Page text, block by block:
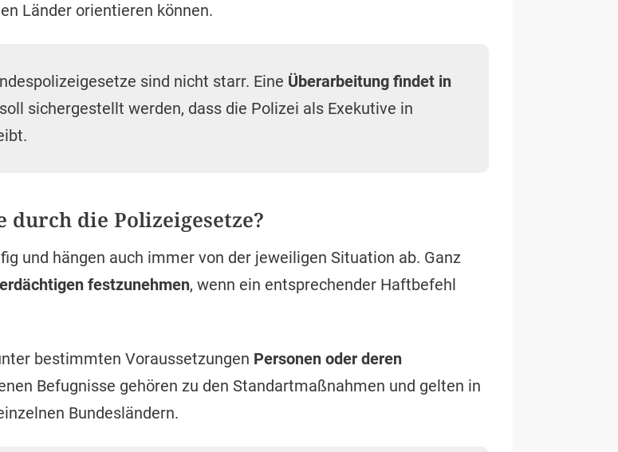
Länder orientieren können.
sind nicht starr. Eine Überarbeitung findet in
sichergestellt werden, dass die Polizei als Exekutive in
durch die Polizeigesetze?
und hängen auch immer von der jeweiligen Situation ab. Ganz
festzunehmen, wenn ein entsprechender Haftbefehl
bestimmten Voraussetzungen Personen oder deren
Befugnisse gehören zu den Standartmaßnahmen und gelten in
Bundesländern.